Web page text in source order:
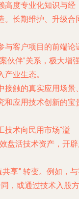
高度专业化知识与经
。长期维护、升级合
与客户项目的前端论
伙伴”关系，极大增
业生态。
接触的真实应用场景
和应用技术创新的宝
技术向民用市场“溢
盘活技术资产，开
共享” 转变。例如，
，或通过技术入股方